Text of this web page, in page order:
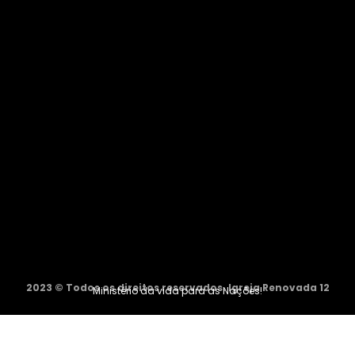
2023 © Todos os direitos reservados. Igreja Renovada 12
Ministério da vida para as Nações!